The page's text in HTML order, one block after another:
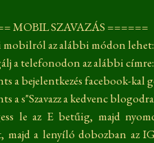
MOBIL SZAVAZÁS ======
mobilról az alábbi módon lehet:
a telefonodon az alábbi címre:
a bejelentkezés facebook-kal
a s"Szavazz a kedvenc
le az E betűig, majd
majd a lenyíló dobozban az